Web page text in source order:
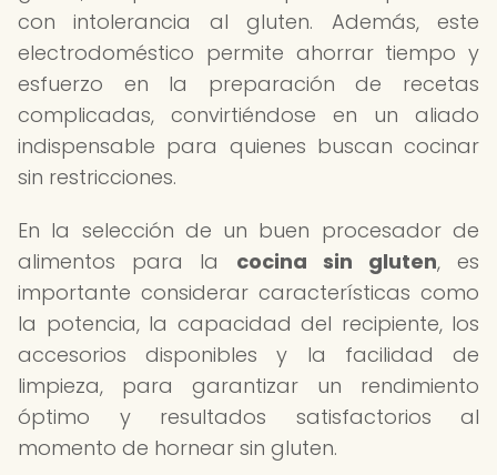
con intolerancia al gluten. Además, este
electrodoméstico permite ahorrar tiempo y
esfuerzo en la preparación de recetas
complicadas, convirtiéndose en un aliado
indispensable para quienes buscan cocinar
sin restricciones.
En la selección de un buen procesador de
alimentos para la cocina sin gluten, es
importante considerar características como
la potencia, la capacidad del recipiente, los
accesorios disponibles y la facilidad de
limpieza, para garantizar un rendimiento
óptimo y resultados satisfactorios al
momento de hornear sin gluten.